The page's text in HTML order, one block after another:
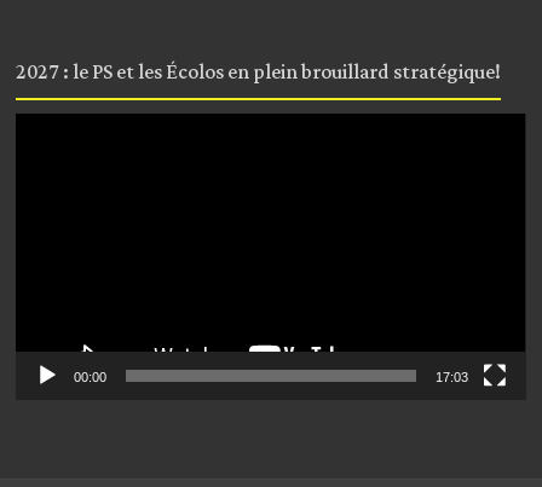
2027 : le PS et les Écolos en plein brouillard stratégique!
00:00 17:03